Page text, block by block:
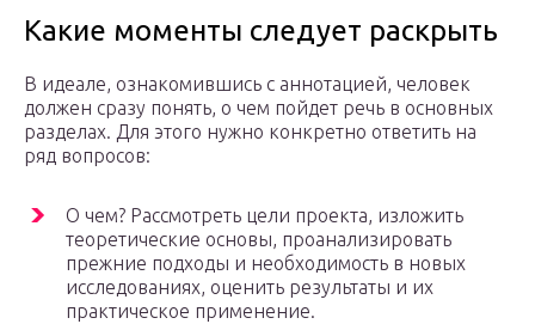
Какие моменты следует раскрыть
В идеале, ознакомившись с аннотацией, человек
должен сразу понять, о чем пойдет речь в основных
разделах. Для этого нужно конкретно ответить на
ряд вопросов:
О чем? Рассмотреть цели проекта, изложить
теоретические основы, проанализировать
прежние подходы и необходимость в новых
исследованиях, оценить результаты и их
практическое применение.